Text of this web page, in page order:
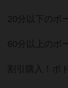
20分以下のボ
60分以上のボ
割引購入！ボ